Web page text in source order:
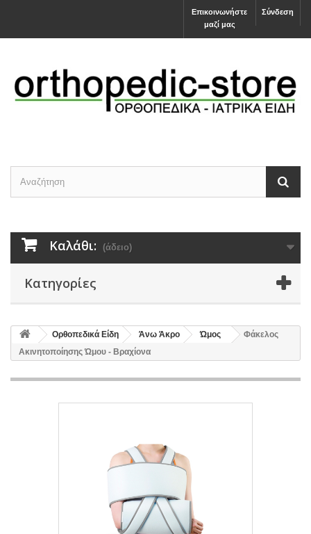
Σύνδεση
Επικοινωνήστε
μαζί μας
Καλάθι: (άδειο)
Κατηγορίες
Ορθοπεδικά Είδη Άνω Άκρο Ώμος
Φάκελος
Ακινητοποίησης Ώμου - Βραχίονα